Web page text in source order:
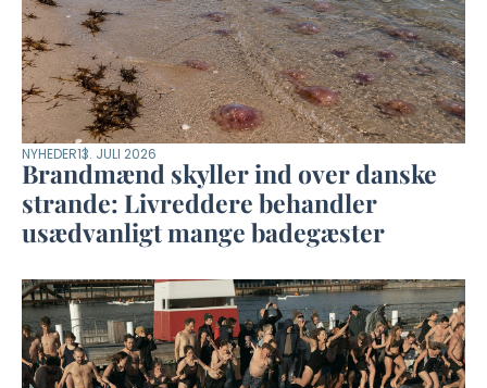
NYHEDER13. JULI 2026
Brandmænd skyller ind over danske
strande: Livreddere behandler
usædvanligt mange badegæster